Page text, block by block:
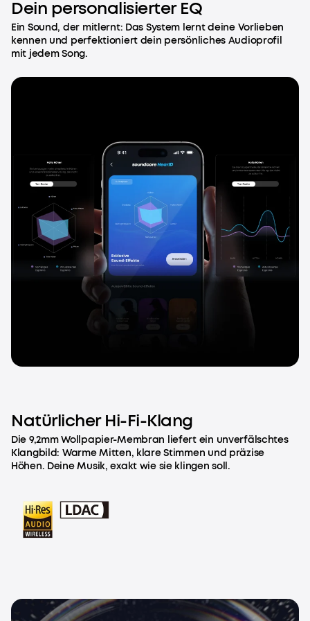
Dein personalisierter EQ
Ein Sound, der mitlernt: Das System lernt deine Vorlieben
kennen und perfektioniert dein persönliches Audioprofil
mit jedem Song.
Natürlicher Hi-Fi-Klang
Die 9,2mm Wollpapier-Membran liefert ein unverfälschtes
Klangbild: Warme Mitten, klare Stimmen und präzise
Höhen. Deine Musik, exakt wie sie klingen soll.